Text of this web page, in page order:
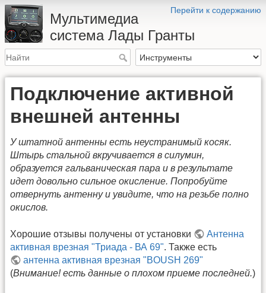
Перейти к содержанию
Мультимедиа
система Лады Гранты
Подключение активной
внешней антенны
У штатной антенны есть неустранимый косяк.
Штырь стальной вкручивается в силумин,
образуется гальваническая пара и в результате
идет довольно сильное окисление. Попробуйте
отвернуть антенну и увидите, что на резьбе полно
окислов.
Хорошие отзывы получены от установки
Антенна
активная врезная "Триада - ВА 69". Также есть
антенна активная врезная "BOUSH 269"
(Внимание! есть данные о плохом приеме последней.)